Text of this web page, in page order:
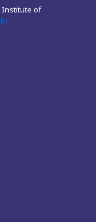
Institute of